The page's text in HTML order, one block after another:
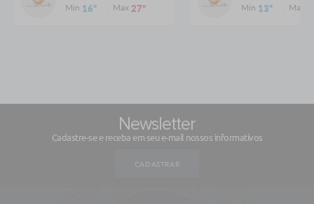
Min 16º Max 27º Min 13º Max
Newsletter
Cadastre-se e receba em seu e-mail nossos informativos
CADASTRAR